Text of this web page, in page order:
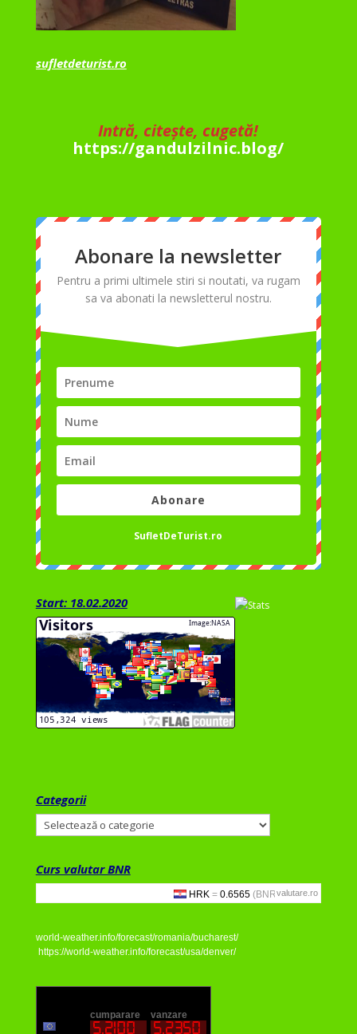
sufletdeturist.ro
Intră, citește, cugetă!
https://gandulzilnic.blog/
Abonare la newsletter
Pentru a primi ultimele stiri si noutati, va rugam
sa va abonati la newsletterul nostru.
Abonare
SufletDeTurist.ro
Start: 18.02.2020
Categorii
Categorii
Curs valutar BNR
valutare.ro
world-weather.info/forecast/romania/bucharest/
https://world-weather.info/forecast/usa/denver/